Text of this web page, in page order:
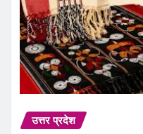
उत्तर प्रदेश